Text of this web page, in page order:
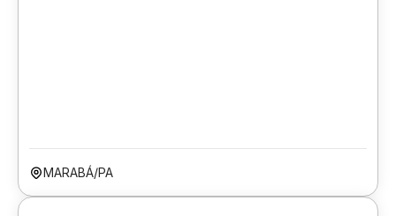
MARABÁ/PA